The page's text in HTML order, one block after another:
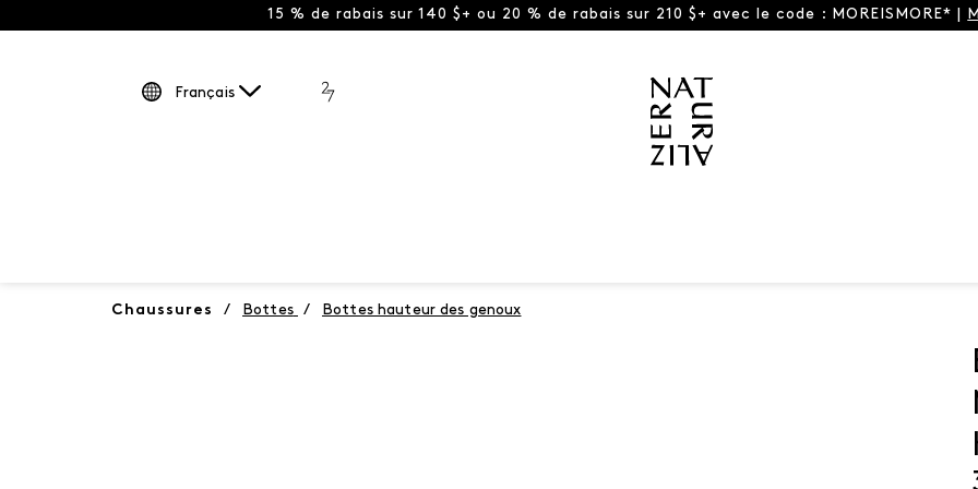
15 % de rabais sur 140 $+ ou 20 % de rabais sur 210 $+ avec le code : MOREISMORE* |
Français
Chaussures / Bottes / Bottes hauteur des genoux